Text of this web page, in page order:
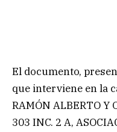
El documento,
que interviene en la
RAMÓN ALBERTO Y
303 INC. 2 A,